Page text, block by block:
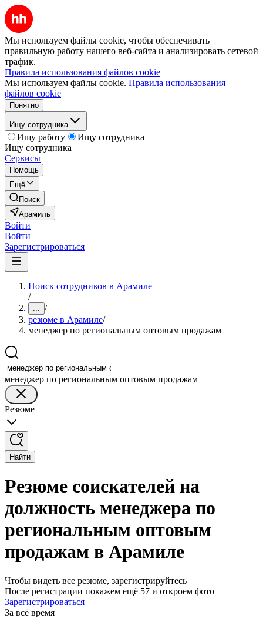
Мы используем файлы cookie, чтобы обеспечивать
правильную работу нашего веб-сайта и анализировать сетевой
трафик.
Правила использования файлов cookie
Мы используем файлы cookie. Правила использования
файлов cookie
Понятно
Ищу сотрудника
Ищу работу
Ищу сотрудника
Ищу сотрудника
Сервисы
Помощь
Ещё
Поиск
Арамиль
Войти
Войти
Зарегистрироваться
Поиск сотрудников в Арамиле
/
... /
резюме в Арамиле/
менеджер по региональным оптовым продажам
менеджер по региональным оптовым продажам
Резюме
Найти
Резюме соискателей на
должность менеджера по
региональным оптовым
продажам в Арамиле
Чтобы видеть все резюме, зарегистрируйтесь
После регистрации покажем ещё 57 и откроем фото
Зарегистрироваться
За всё время